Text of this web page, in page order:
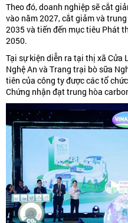
Theo đó, doanh nghiệp sẽ cắt
vào năm 2027, cắt giảm và
2035 và tiến đến mục tiêu Phát
2050.
Tại sự kiện diễn ra tại thị xã Cửa
Nghệ An và Trang trại bò sữa
tiên của công ty được các tổ
Chứng nhận đạt trung hòa